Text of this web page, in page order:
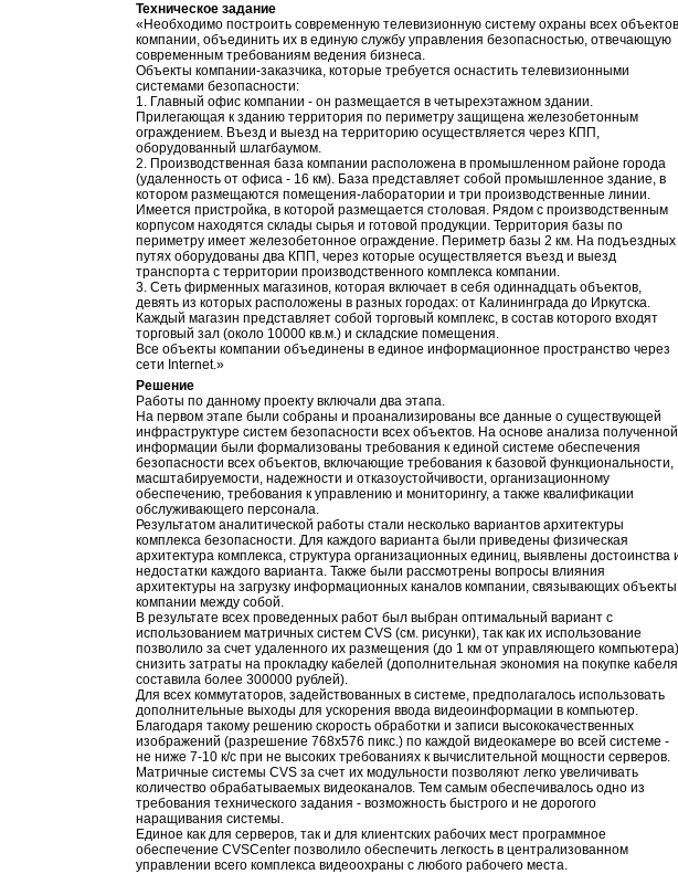
Техническое задание
«Необходимо построить современную телевизионную систему охраны всех объектов
компании, объединить их в единую службу управления безопасностью, отвечающую
современным требованиям ведения бизнеса.
Объекты компании-заказчика, которые требуется оснастить телевизионными
системами безопасности:
1. Главный офис компании - он размещается в четырехэтажном здании.
Прилегающая к зданию территория по периметру защищена железобетонным
ограждением. Въезд и выезд на территорию осуществляется через КПП,
оборудованный шлагбаумом.
2. Производственная база компании расположена в промышленном районе города
(удаленность от офиса - 16 км). База представляет собой промышленное здание, в
котором размещаются помещения-лаборатории и три производственные линии.
Имеется пристройка, в которой размещается столовая. Рядом с производственным
корпусом находятся склады сырья и готовой продукции. Территория базы по
периметру имеет железобетонное ограждение. Периметр базы 2 км. На подъездных
путях оборудованы два КПП, через которые осуществляется въезд и выезд
транспорта с территории производственного комплекса компании.
3. Сеть фирменных магазинов, которая включает в себя одиннадцать объектов,
девять из которых расположены в разных городах: от Калининграда до Иркутска.
Каждый магазин представляет собой торговый комплекс, в состав которого входят
торговый зал (около 10000 кв.м.) и складские помещения.
Все объекты компании объединены в единое информационное пространство через
сети Internet.»
Решение
Работы по данному проекту включали два этапа.
На первом этапе были собраны и проанализированы все данные о существующей
инфраструктуре систем безопасности всех объектов. На основе анализа полученной
информации были формализованы требования к единой системе обеспечения
безопасности всех объектов, включающие требования к базовой функциональности,
масштабируемости, надежности и отказоустойчивости, организационному
обеспечению, требования к управлению и мониторингу, а также квалификации
обслуживающего персонала.
Результатом аналитической работы стали несколько вариантов архитектуры
комплекса безопасности. Для каждого варианта были приведены физическая
архитектура комплекса, структура организационных единиц, выявлены достоинства
недостатки каждого варианта. Также были рассмотрены вопросы влияния
архитектуры на загрузку информационных каналов компании, связывающих объекты
компании между собой.
В результате всех проведенных работ был выбран оптимальный вариант с
использованием матричных систем CVS (см. рисунки), так как их использование
позволило за счет удаленного их размещения (до 1 км от управляющего компьютера)
снизить затраты на прокладку кабелей (дополнительная экономия на покупке кабеля
составила более 300000 рублей).
Для всех коммутаторов, задействованных в системе, предполагалось использовать
дополнительные выходы для ускорения ввода видеоинформации в компьютер.
Благодаря такому решению скорость обработки и записи высококачественных
изображений (разрешение 768х576 пикс.) по каждой видеокамере во всей системе -
не ниже 7-10 к/с при не высоких требованиях к вычислительной мощности серверов.
Матричные системы CVS за счет их модульности позволяют легко увеличивать
количество обрабатываемых видеоканалов. Тем самым обеспечивалось одно из
требования технического задания - возможность быстрого и не дорогого
наращивания системы.
Единое как для серверов, так и для клиентских рабочих мест программное
обеспечение CVSCenter позволило обеспечить легкость в централизованном
управлении всего комплекса видеоохраны с любого рабочего места.